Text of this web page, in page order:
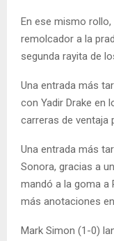
En ese mismo
remolcador a la
segunda rayita de
Una entrada más
con Yadir Drake en
carreras de ventaja
Una entrada más
Sonora, gracias a
mandó a la goma a
más anotaciones
Mark Simon (1-0)